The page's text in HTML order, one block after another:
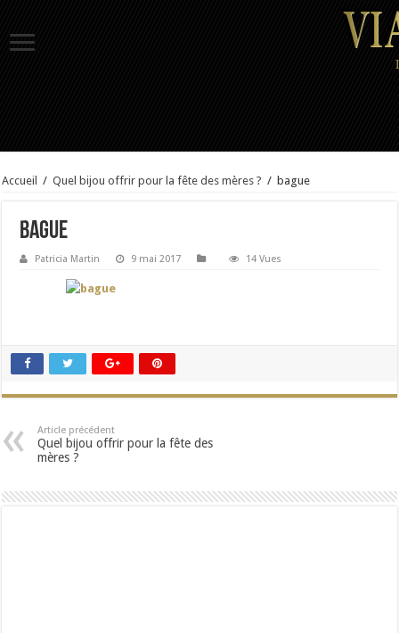
Accueil / Quel bijou offrir pour la fête des mères ? / bague
bague
Patricia Martin 9 mai 2017 14 Vues
Article précédent
Quel bijou offrir pour la fête des
mères ?